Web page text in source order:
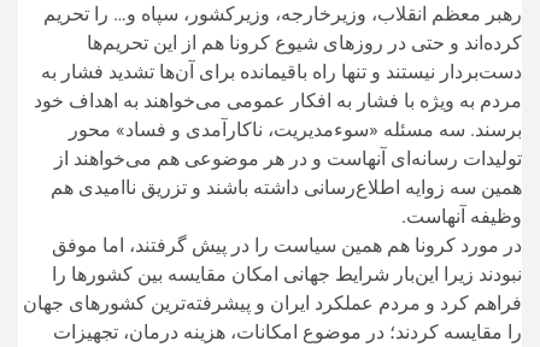
رهبر معظم انقلاب، وزیرخارجه، وزیرکشور، سپاه و… را تحریم
کرده‌اند و حتی در روز‌های شیوع کرونا هم از این تحریم‌ها
دست‌بردار نیستند و تنها راه باقیمانده برای آن‌ها تشدید فشار به
مردم به ویژه با فشار به افکار عمومی می‌خواهند به اهداف خود
برسند. سه مسئله «سوءمدیریت، ناکارآمدی و فساد» محور
تولیدات رسانه‌ای آنهاست و در هر موضوعی هم می‌خواهند از
همین سه زوایه اطلاع‌رسانی داشته باشند و تزریق ناامیدی هم
وظیفه آنهاست.
در مورد کرونا هم همین سیاست را در پیش گرفتند، اما موفق
نبودند زیرا این‌بار شرایط جهانی امکان مقایسه بین کشور‌ها را
فراهم کرد و مردم عملکرد ایران و پیشرفته‌ترین کشور‌های جهان
را مقایسه کردند؛ در موضوع امکانات، هزینه درمان، تجهیزات